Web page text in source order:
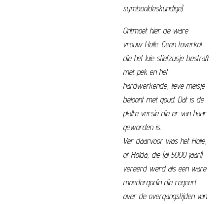
symbooldeskundige).
Ontmoet hier de ware
vrouw Holle. Geen toverkol
die het luie stiefzusje bestraft
met pek en het
hardwerkende, lieve meisje
beloont met goud. Dat is de
platte versie die er van haar
geworden is.
Ver daarvoor was het Holle,
of Holda, die (al 5000 jaar!)
vereerd werd als een ware
moedergodin die regeert
over de overgangstijden van